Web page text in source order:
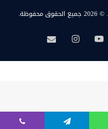
© 2026 جميع الحقوق محفوظة.
‫YouTubeانستقرامبريد
همسة